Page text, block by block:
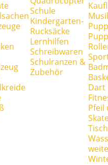
Schule
Kindergarten-
Rucksäcke
Lernhilfen
Schreibwaren
Schulranzen &
Zubehör
Dart
Pfeil